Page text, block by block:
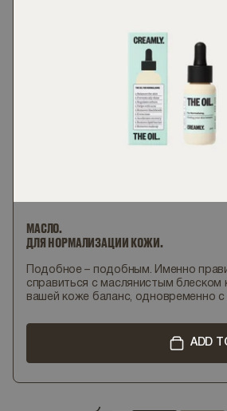
МАСЛО.
ДЛЯ НОРМАЛИЗАЦИИ КОЖИ.
Подобное – подобным. Именно
справиться с маслянистым
вашей коже баланс, одновременно с
ADD